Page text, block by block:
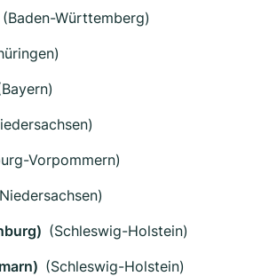
(Baden-Württemberg)
Vorpommern)
(Schleswig-Holstein)
(Schleswig-Holstein)